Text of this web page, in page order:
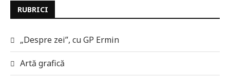
RUBRICI
„Despre zei”, cu GP Ermin
Artă grafică